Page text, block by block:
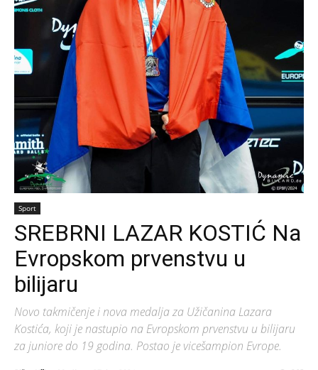
Sport
SREBRNI LAZAR KOSTIĆ Na
Evropskom prvenstvu u
bilijaru
Novo takmičenje i nova medalja za Užičanina Lazara
Kostića, koji je nastupio na Evropskom prvenstvu u bilijaru
za juniore do 19 godina. Postao je vicešampion Evrope.